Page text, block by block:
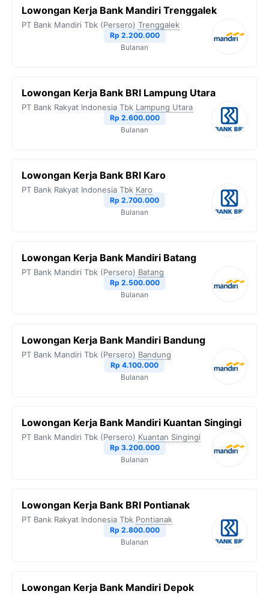
o
e
r
A
n
k
Lowongan Kerja Bank Mandiri Trenggalek
PT Bank Mandiri Tbk (Persero) Trenggalek
Rp 2.200.000
Bulanan
Lowongan Kerja Bank BRI Lampung Utara
PT Bank Rakyat Indonesia Tbk Lampung Utara
Rp 2.600.000
Bulanan
Lowongan Kerja Bank BRI Karo
PT Bank Rakyat Indonesia Tbk Karo
Rp 2.700.000
Bulanan
Lowongan Kerja Bank Mandiri Batang
PT Bank Mandiri Tbk (Persero) Batang
Rp 2.500.000
Bulanan
Lowongan Kerja Bank Mandiri Bandung
PT Bank Mandiri Tbk (Persero) Bandung
Rp 4.100.000
Bulanan
Lowongan Kerja Bank Mandiri Kuantan Singingi
PT Bank Mandiri Tbk (Persero) Kuantan Singingi
Rp 3.200.000
Bulanan
Lowongan Kerja Bank BRI Pontianak
PT Bank Rakyat Indonesia Tbk Pontianak
Rp 2.800.000
Bulanan
Lowongan Kerja Bank Mandiri Depok